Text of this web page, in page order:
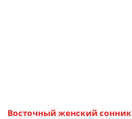
Восточный женский сонник